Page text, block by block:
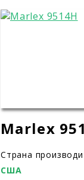
Marlex
Страна
США